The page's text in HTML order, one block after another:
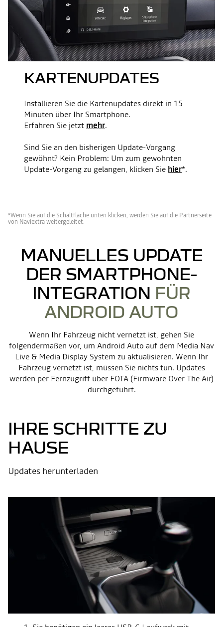
KARTENUPDATES
Installieren Sie die Kartenupdates direkt in 15
Minuten über Ihr Smartphone.
Erfahren Sie jetzt mehr.
Sind Sie an den bisherigen Update-Vorgang
gewöhnt? Kein Problem: Um zum gewohnten
Update-Vorgang zu gelangen, klicken Sie hier*.
*Wenn Sie auf die Schaltfläche unten klicken, werden Sie auf die Partnerseite
von Naviextra weitergeleitet.
MANUELLES UPDATE
DER SMARTPHONE-
INTEGRATION FÜR
ANDROID AUTO
Wenn Ihr Fahrzeug nicht vernetzt ist, gehen Sie
folgendermaßen vor, um Android Auto auf dem Media Nav
Live & Media Display System zu aktualisieren. Wenn Ihr
Fahrzeug vernetzt ist, müssen Sie nichts tun. Updates
werden per Fernzugriff über FOTA (Firmware Over The Air)
durchgeführt.
IHRE SCHRITTE ZU
HAUSE
Updates herunterladen